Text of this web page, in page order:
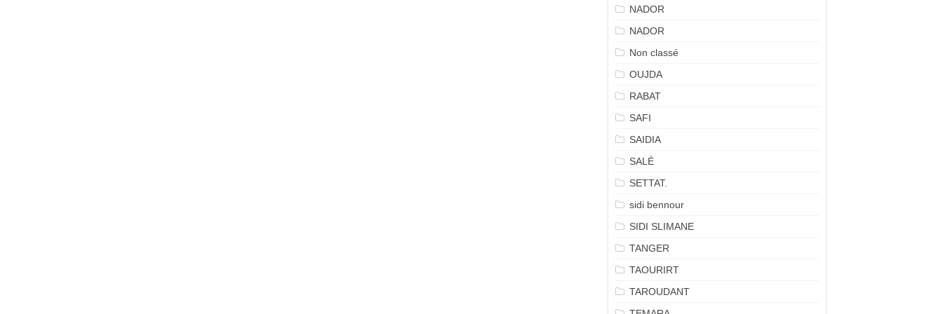
NADOR
NADOR
Non classé
OUJDA
RABAT
SAFI
SAIDIA
SALÉ
SETTAT.
sidi bennour
SIDI SLIMANE
TANGER
TAOURIRT
TAROUDANT